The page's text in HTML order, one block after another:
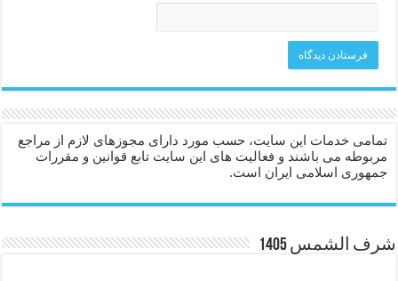
تمامی خدمات این سایت، حسب مورد دارای مجوزهای لازم از مراجع
مربوطه می باشند و فعالیت های این سایت تابع قوانین و مقررات
جمهوری اسلامی ایران است.
شرف الشمس 1405